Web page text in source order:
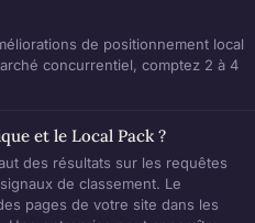
de positionnement local
concurrentiel, comptez 2 à 4
et le Local Pack ?
des résultats sur les requêtes
de classement. Le
pages de votre site dans les